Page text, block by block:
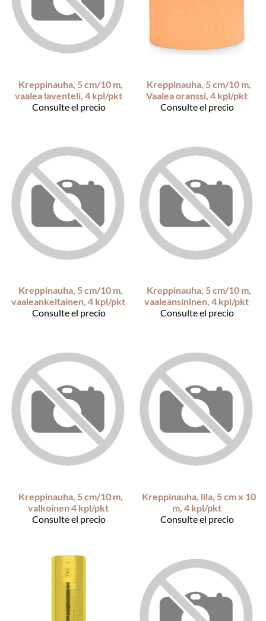
Kreppinauha, 5 cm/10 m,
vaalea laventeli, 4 kpl/pkt
Consulte el precio
Kreppinauha, 5 cm/10 m,
Vaalea oranssi, 4 kpl/pkt
Consulte el precio
Kreppinauha, 5 cm/10 m,
vaaleankeltainen, 4 kpl/pkt
Consulte el precio
Kreppinauha, 5 cm/10 m,
vaaleansininen, 4 kpl/pkt
Consulte el precio
Kreppinauha, 5 cm/10 m,
valkoinen 4 kpl/pkt
Consulte el precio
Kreppinauha, lila, 5 cm x 10
m, 4 kpl/pkt
Consulte el precio